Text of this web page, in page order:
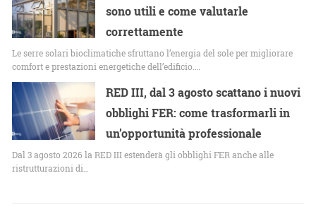
sono utili e come valutarle
correttamente
Le serre solari bioclimatiche sfruttano l’energia del sole per migliorare
comfort e prestazioni energetiche dell’edificio.…
RED III, dal 3 agosto scattano i nuovi
obblighi FER: come trasformarli in
un’opportunità professionale
Dal 3 agosto 2026 la RED III estenderà gli obblighi FER anche alle
ristrutturazioni di…